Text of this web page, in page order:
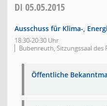
DI 05.05.2015
Ausschuss für Klima-,
18:30-20:30 Uhr
Bubenreuth, Sitzungssaal des
Öffentliche